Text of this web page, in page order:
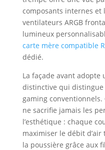
composants internes et
ventilateurs ARGB
lumineux
carte mère compatible
dédié.
La façade avant adopte
distinctive qui distingue
gaming
ne sacrifie jamais les
l’esthétique : chaque
maximiser le débit
la poussière grâce aux